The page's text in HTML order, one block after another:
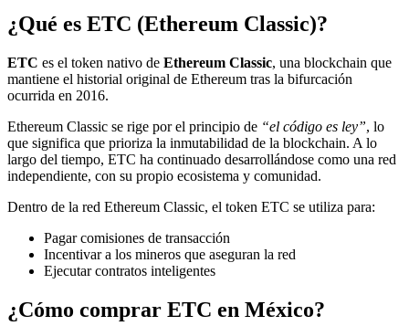
¿Qué es ETC (Ethereum Classic)?
ETC es el token nativo de Ethereum Classic, una blockchain que
mantiene el historial original de Ethereum tras la bifurcación
ocurrida en 2016.
Ethereum Classic se rige por el principio de “el código es ley”, lo
que significa que prioriza la inmutabilidad de la blockchain. A lo
largo del tiempo, ETC ha continuado desarrollándose como una red
independiente, con su propio ecosistema y comunidad.
Dentro de la red Ethereum Classic, el token ETC se utiliza para:
Pagar comisiones de transacción
Incentivar a los mineros que aseguran la red
Ejecutar contratos inteligentes
¿Cómo comprar ETC en México?